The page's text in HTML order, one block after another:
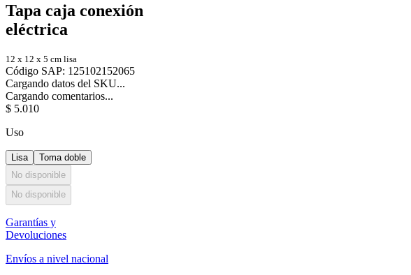
Tapa caja conexión
eléctrica
12 x 12 x 5 cm lisa
Código SAP: 125102152065
Cargando datos del SKU...
Cargando comentarios...
$ 5.010
Uso
Lisa
Toma doble
No disponible
No disponible
Garantías y
Devoluciones
Envíos a nivel nacional